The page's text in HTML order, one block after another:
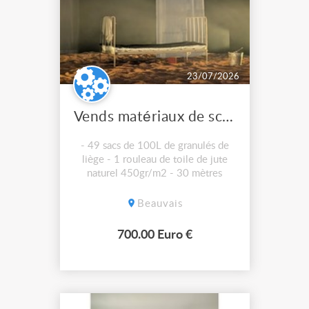
23/07/2026
Vends matériaux de scénographie
- 49 sacs de 100L de granulés de
liège - 1 rouleau de toile de jute
naturel 450gr/m2 - 30 mètres
Beauvais
700.00 Euro €